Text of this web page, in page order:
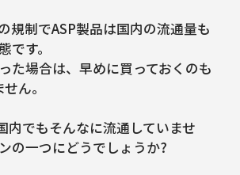
規制でASP製品は国内の流通量も
です。
た場合は、早めに買っておくのも
ん。
内でもそんなに流通していませ
の一つにどうでしょうか?